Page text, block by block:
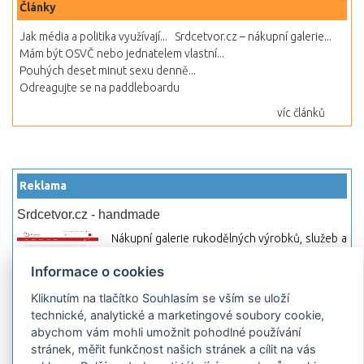
Články
Jak média a politika využívají...
Srdcetvor.cz – nákupní galerie...
Mám být OSVČ nebo jednatelem vlastní...
Pouhých deset minut sexu denně...
Odreagujte se na paddleboardu
víc článků
Reklama
Srdcetvor.cz - handmade
Nákupní galerie rukodělných výrobků, služeb a
začít prodávat nebo jen nakupovat.
Hledej-hosting.cz - webhosting, VPS
hosting
Přehled webhostingových, multihosting a VPS
hosting programů s možností jejich
Informace o cookies
Kliknutím na tlačítko Souhlasím se vším se uloží
technické, analytické a marketingové soubory cookie,
abychom vám mohli umožnit pohodlné používání
stránek, měřit funkčnost našich stránek a cílit na vás